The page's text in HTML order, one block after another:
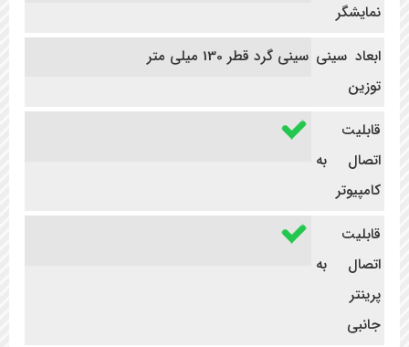
نمایشگر
ابعاد سینی
توزین
سینی گرد قطر 130 میلی متر
قابلیت
اتصال به
کامپیوتر
قابلیت
اتصال به
پرینتر
جانبی